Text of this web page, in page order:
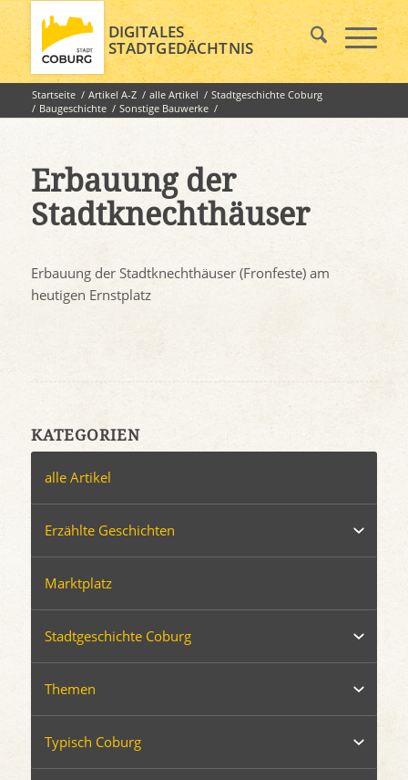
DIGITALES
STADTGEDÄCHTNIS
Startseite / Artikel A-Z / alle Artikel / Stadtgeschichte Coburg
/ Baugeschichte / Sonstige Bauwerke /
Erbauung der Stadtknechthäuser
Erbauung der
Stadtknechthäuser
Erbauung der Stadtknechthäuser (Fronfeste) am
heutigen Ernstplatz
KATEGORIEN
alle Artikel
Erzählte Geschichten
Marktplatz
Stadtgeschichte Coburg
Themen
Typisch Coburg